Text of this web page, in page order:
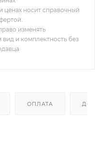
ценах носит справочный
изменять
вид и комплектность без
ОПЛАТА